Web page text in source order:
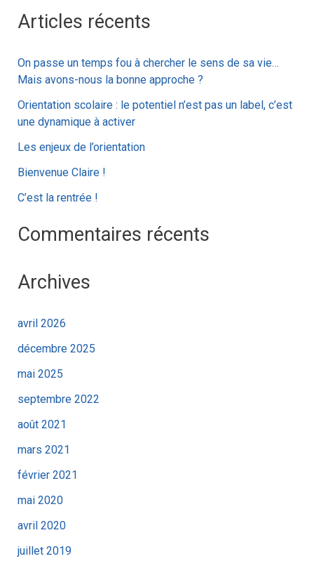
c
c
Articles récents
On passe un temps fou à chercher le sens de sa vie…
Mais avons-nous la bonne approche ?
Orientation scolaire : le potentiel n’est pas un label, c’est
une dynamique à activer
Les enjeux de l’orientation
Bienvenue Claire !
C’est la rentrée !
Commentaires récents
Archives
avril 2026
décembre 2025
mai 2025
septembre 2022
août 2021
mars 2021
février 2021
mai 2020
avril 2020
juillet 2019